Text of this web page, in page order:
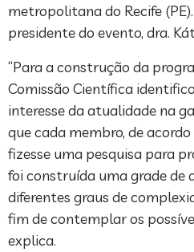
metropolitana do Recife
presidente do evento, dra.
“Para a construção da
Comissão Científica
interesse da atualidade na
que cada membro, de
fizesse uma pesquisa para
foi construída uma grade de
diferentes graus de
fim de contemplar os
explica.